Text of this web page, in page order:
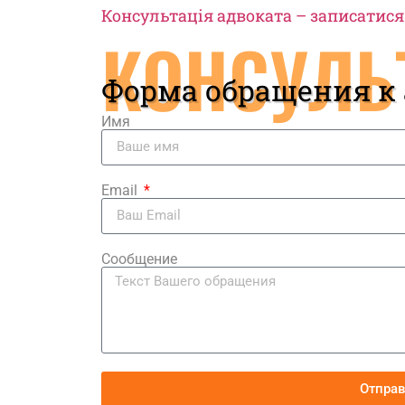
Консультація адвоката – записатися
Форма обращения к
Имя
Email
Сообщение